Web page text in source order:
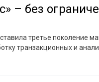
– без
третье поколение
транзакционных и